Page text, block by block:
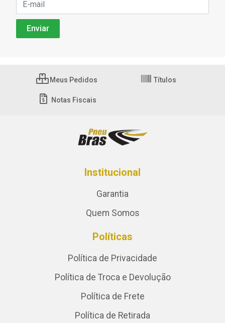
Meus Pedidos Títulos
Notas Fiscais
Institucional
Garantia
Quem Somos
Políticas
Política de Privacidade
Política de Troca e Devolução
Política de Frete
Política de Retirada